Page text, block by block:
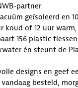
partner
geïsoleerd en
koud of 12 uur
156 plastic
én steunt de
designs en geef
besteld,